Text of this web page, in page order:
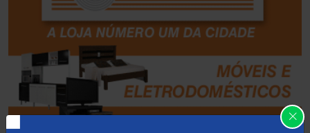
Boquira (152)
Botuporã
Brasil (7679)